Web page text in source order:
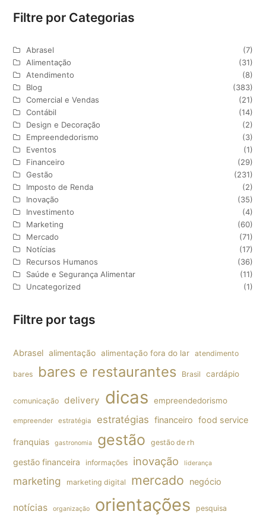
Filtre por Categorias
Abrasel
(7)
Alimentação
(31)
Atendimento
(8)
Blog
(383)
Comercial e Vendas
(21)
Contábil
(14)
Design e Decoração
(2)
Empreendedorismo
(3)
Eventos
(1)
Financeiro
(29)
Gestão
(231)
Imposto de Renda
(2)
Inovação
(35)
Investimento
(4)
Marketing
(60)
Mercado
(71)
Notícias
(17)
Recursos Humanos
(36)
Saúde e Segurança Alimentar
(11)
Uncategorized
(1)
Filtre por tags
Abrasel alimentação alimentação fora do lar atendimento
bares bares e restaurantes Brasil cardápio
comunicação delivery dicas empreendedorismo
empreender estratégia estratégias financeiro food service
franquias gastronomia gestão gestão de rh
gestão financeira informações inovação liderança
marketing marketing digital mercado negócio
notícias organização orientações pesquisa